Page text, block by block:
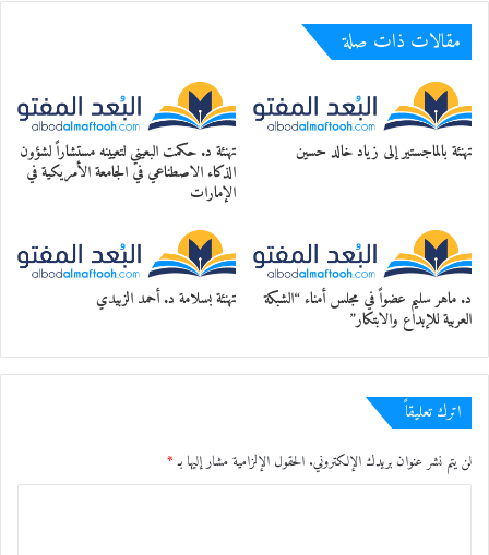
مقالات ذات صلة
تهنئة بالماجستير إلى زياد خالد حسين تهنئة د. حكمت البعيني لتعيينه مستشاراً لشؤون
الذكاء الاصطناعي في الجامعة الأمريكية في
الإمارات
د. ماهر سليم عضواً في مجلس أمناء “الشبكة
العربية للإبداع والابتكار”
تهنئة بسلامة د. أحمد الزبيدي
اترك تعليقاً
لن يتم نشر عنوان بريدك الإلكتروني. الحقول الإلزامية مشار إليها بـ*